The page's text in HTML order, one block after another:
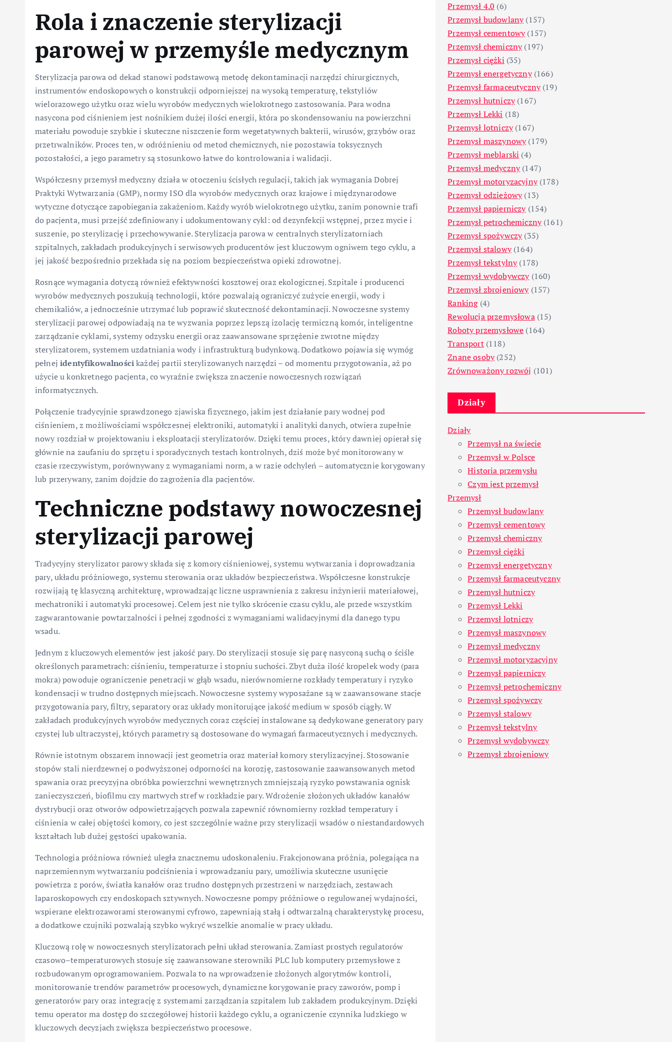
Rola i znaczenie sterylizacji
parowej w przemyśle medycznym
Sterylizacja parowa od dekad stanowi podstawową metodę dekontaminacji narzędzi chirurgicznych,
instrumentów endoskopowych o konstrukcji odporniejszej na wysoką temperaturę, tekstyliów
wielorazowego użytku oraz wielu wyrobów medycznych wielokrotnego zastosowania. Para wodna
nasycona pod ciśnieniem jest nośnikiem dużej ilości energii, która po skondensowaniu na powierzchni
materiału powoduje szybkie i skuteczne niszczenie form wegetatywnych bakterii, wirusów, grzybów oraz
przetrwalników. Proces ten, w odróżnieniu od metod chemicznych, nie pozostawia toksycznych
pozostałości, a jego parametry są stosunkowo łatwe do kontrolowania i walidacji.
Współczesny przemysł medyczny działa w otoczeniu ścisłych regulacji, takich jak wymagania Dobrej
Praktyki Wytwarzania (GMP), normy ISO dla wyrobów medycznych oraz krajowe i międzynarodowe
wytyczne dotyczące zapobiegania zakażeniom. Każdy wyrób wielokrotnego użytku, zanim ponownie trafi
do pacjenta, musi przejść zdefiniowany i udokumentowany cykl: od dezynfekcji wstępnej, przez mycie i
suszenie, po sterylizację i przechowywanie. Sterylizacja parowa w centralnych sterylizatorniach
szpitalnych, zakładach produkcyjnych i serwisowych producentów jest kluczowym ogniwem tego cyklu, a
jej jakość bezpośrednio przekłada się na poziom bezpieczeństwa opieki zdrowotnej.
Rosnące wymagania dotyczą również efektywności kosztowej oraz ekologicznej. Szpitale i producenci
wyrobów medycznych poszukują technologii, które pozwalają ograniczyć zużycie energii, wody i
chemikaliów, a jednocześnie utrzymać lub poprawić skuteczność dekontaminacji. Nowoczesne systemy
sterylizacji parowej odpowiadają na te wyzwania poprzez lepszą izolację termiczną komór, inteligentne
zarządzanie cyklami, systemy odzysku energii oraz zaawansowane sprzężenie zwrotne między
sterylizatorem, systemem uzdatniania wody i infrastrukturą budynkową. Dodatkowo pojawia się wymóg
pełnejidentyfikowalnościkażdej partii sterylizowanych narzędzi – od momentu przygotowania, aż po
użycie u konkretnego pacjenta, co wyraźnie zwiększa znaczenie nowoczesnych rozwiązań
informatycznych.
Połączenie tradycyjnie sprawdzonego zjawiska fizycznego, jakim jest działanie pary wodnej pod
ciśnieniem, z możliwościami współczesnej elektroniki, automatyki i analityki danych, otwiera zupełnie
nowy rozdział w projektowaniu i eksploatacji sterylizatorów. Dzięki temu proces, który dawniej opierał się
głównie na zaufaniu do sprzętu i sporadycznych testach kontrolnych, dziś może być monitorowany w
czasie rzeczywistym, porównywany z wymaganiami norm, a w razie odchyleń – automatycznie korygowany
lub przerywany, zanim dojdzie do zagrożenia dla pacjentów.
Techniczne podstawy nowoczesnej
sterylizacji parowej
Tradycyjny sterylizator parowy składa się z komory ciśnieniowej, systemu wytwarzania i doprowadzania
pary, układu próżniowego, systemu sterowania oraz układów bezpieczeństwa. Współczesne konstrukcje
rozwijają tę klasyczną architekturę, wprowadzając liczne usprawnienia z zakresu inżynierii materiałowej,
mechatroniki i automatyki procesowej. Celem jest nie tylko skrócenie czasu cyklu, ale przede wszystkim
zagwarantowanie powtarzalności i pełnej zgodności z wymaganiami walidacyjnymi dla danego typu
wsadu.
Jednym z kluczowych elementów jest jakość pary. Do sterylizacji stosuje się parę nasyconą suchą o ściśle
określonych parametrach: ciśnieniu, temperaturze i stopniu suchości. Zbyt duża ilość kropelek wody (para
mokra) powoduje ograniczenie penetracji w głąb wsadu, nierównomierne rozkłady temperatury i ryzyko
kondensacji w trudno dostępnych miejscach. Nowoczesne systemy wyposażane są w zaawansowane stacje
przygotowania pary, filtry, separatory oraz układy monitorujące jakość medium w sposób ciągły. W
zakładach produkcyjnych wyrobów medycznych coraz częściej instalowane są dedykowane generatory pary
czystej lub ultraczystej, których parametry są dostosowane do wymagań farmaceutycznych i medycznych.
Równie istotnym obszarem innowacji jest geometria oraz materiał komory sterylizacyjnej. Stosowanie
stopów stali nierdzewnej o podwyższonej odporności na korozję, zastosowanie zaawansowanych metod
spawania oraz precyzyjna obróbka powierzchni wewnętrznych zmniejszają ryzyko powstawania ognisk
zanieczyszczeń, biofilmu czy martwych stref w rozkładzie pary. Wdrożenie złożonych układów kanałów
dystrybucji oraz otworów odpowietrzających pozwala zapewnić równomierny rozkład temperatury i
ciśnienia w całej objętości komory, co jest szczególnie ważne przy sterylizacji wsadów o niestandardowych
kształtach lub dużej gęstości upakowania.
Technologia próżniowa również uległa znacznemu udoskonaleniu. Frakcjonowana próżnia, polegająca na
naprzemiennym wytwarzaniu podciśnienia i wprowadzaniu pary, umożliwia skuteczne usunięcie
powietrza z porów, światła kanałów oraz trudno dostępnych przestrzeni w narzędziach, zestawach
laparoskopowych czy endoskopach sztywnych. Nowoczesne pompy próżniowe o regulowanej wydajności,
wspierane elektrozaworami sterowanymi cyfrowo, zapewniają stałą i odtwarzalną charakterystykę procesu,
a dodatkowe czujniki pozwalają szybko wykryć wszelkie anomalie w pracy układu.
Kluczową rolę w nowoczesnych sterylizatorach pełni układ sterowania. Zamiast prostych regulatorów
czasowo–temperaturowych stosuje się zaawansowane sterowniki PLC lub komputery przemysłowe z
rozbudowanym oprogramowaniem. Pozwala to na wprowadzenie złożonych algorytmów kontroli,
monitorowanie trendów parametrów procesowych, dynamiczne korygowanie pracy zaworów, pomp i
generatorów pary oraz integrację z systemami zarządzania szpitalem lub zakładem produkcyjnym. Dzięki
temu operator ma dostęp do szczegółowej historii każdego cyklu, a ograniczenie czynnika ludzkiego w
kluczowych decyzjach zwiększa bezpieczeństwo procesowe.
Przemysł 4.0 (6)
Przemysł budowlany(157)
Przemysł cementowy(157)
Przemysł chemiczny(197)
Przemysł ciężki (35)
Przemysł energetyczny(166)
Przemysł farmaceutyczny(19)
Przemysł hutniczy(167)
Przemysł Lekki (18)
Przemysł lotniczy(167)
Przemysł maszynowy(179)
Przemysł meblarski (4)
Przemysł medyczny(147)
Przemysł motoryzacyjny(178)
Przemysł odzieżowy(13)
Przemysł papierniczy(154)
Przemysł petrochemiczny(161)
Przemysł spożywczy(35)
Przemysł stalowy(164)
Przemysł tekstylny(178)
Przemysł wydobywczy(160)
Przemysł zbrojeniowy(157)
Ranking(4)
Rewolucja przemysłowa(15)
Roboty przemysłowe (164)
Transport(118)
Znane osoby(252)
Zrównoważony rozwój (101)
Działy
Działy
Przemysł na świecie
Przemysł w Polsce
Historia przemysłu
Czym jest przemysł
Przemysł
Przemysł budowlany
Przemysł cementowy
Przemysł chemiczny
Przemysł ciężki
Przemysł energetyczny
Przemysł farmaceutyczny
Przemysł hutniczy
Przemysł Lekki
Przemysł lotniczy
Przemysł maszynowy
Przemysł medyczny
Przemysł motoryzacyjny
Przemysł papierniczy
Przemysł petrochemiczny
Przemysł spożywczy
Przemysł stalowy
Przemysł tekstylny
Przemysł wydobywczy
Przemysł zbrojeniowy